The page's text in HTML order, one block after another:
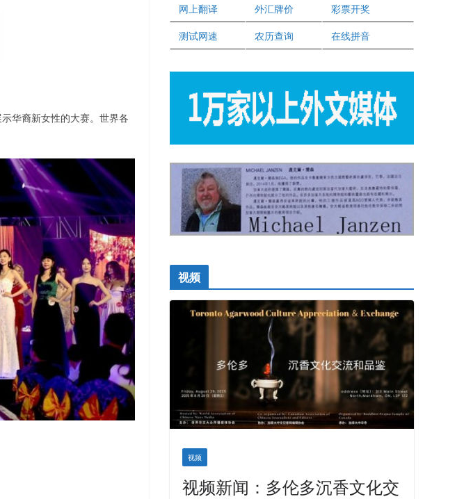
华裔新女性的大赛。世界各
盛达资本
正点印艺设计
网上翻译 外汇牌价 彩票开奖
测试网速 农历查询 在线拼音
视频
视频
视频新闻：多伦多沉香文化交